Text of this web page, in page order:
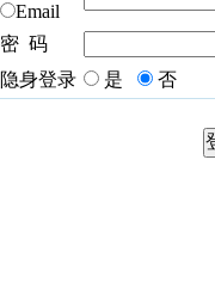
Email
密 码
隐身登录
是 否